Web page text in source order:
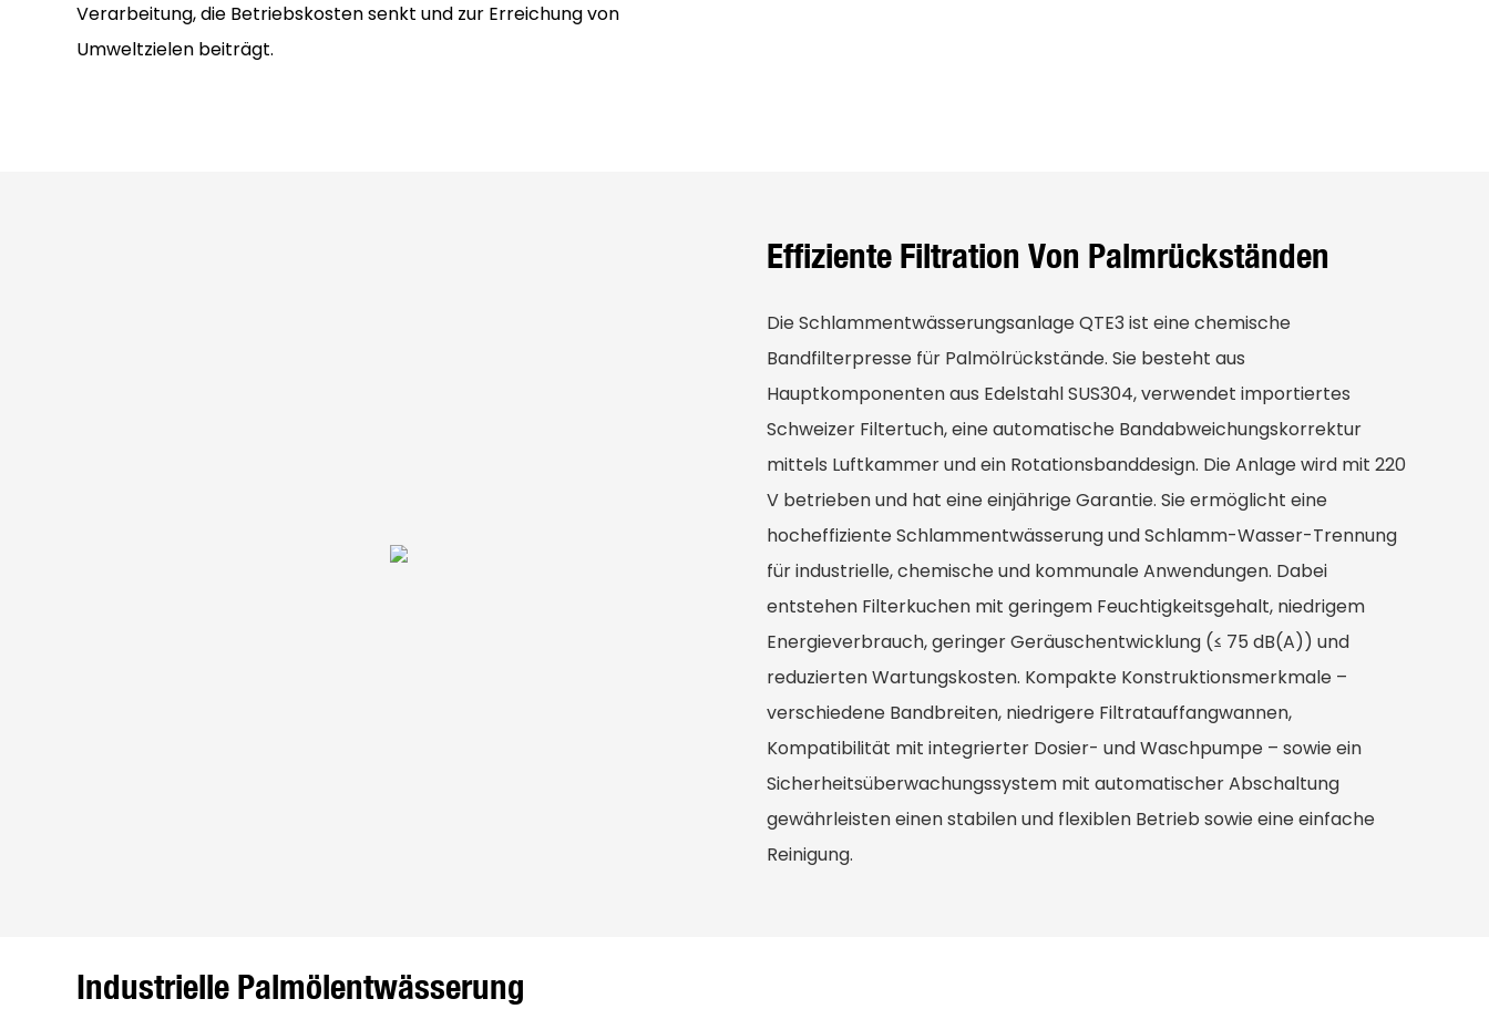
Verarbeitung, die Betriebskosten senkt und zur Erreichung von
Umweltzielen beiträgt.
Effiziente Filtration Von Palmrückständen
Die Schlammentwässerungsanlage QTE3 ist eine chemische
Bandfilterpresse für Palmölrückstände. Sie besteht aus
Hauptkomponenten aus Edelstahl SUS304, verwendet importiertes
Schweizer Filtertuch, eine automatische Bandabweichungskorrektur
mittels Luftkammer und ein Rotationsbanddesign. Die Anlage wird mit 220
V betrieben und hat eine einjährige Garantie. Sie ermöglicht eine
hocheffiziente Schlammentwässerung und Schlamm-Wasser-Trennung
für industrielle, chemische und kommunale Anwendungen. Dabei
entstehen Filterkuchen mit geringem Feuchtigkeitsgehalt, niedrigem
Energieverbrauch, geringer Geräuschentwicklung (≤ 75 dB(A)) und
reduzierten Wartungskosten. Kompakte Konstruktionsmerkmale –
verschiedene Bandbreiten, niedrigere Filtratauffangwannen,
Kompatibilität mit integrierter Dosier- und Waschpumpe – sowie ein
Sicherheitsüberwachungssystem mit automatischer Abschaltung
gewährleisten einen stabilen und flexiblen Betrieb sowie eine einfache
Reinigung.
Industrielle Palmölentwässerung